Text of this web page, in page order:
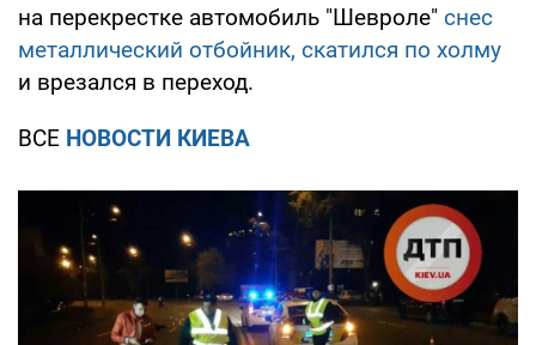
на перекрестке автомобиль "Шевроле" снес
металлический отбойник, скатился по холму
и врезался в переход.
ВСЕ НОВОСТИ КИЕВА